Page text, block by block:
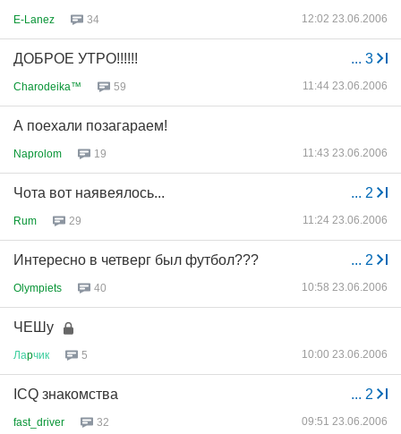
E-Lanez 34 12:02 23.06.2006
... 3
ДОБРОЕ УТРО!!!!!!
Charodeika™ 59 11:44 23.06.2006
А поехали позагараем!
Naprolom 19 11:43 23.06.2006
... 2
Чота вот наявеялось...
Rum 29 11:24 23.06.2006
... 2
Интересно в четверг был футбол???
Olympiets 40 10:58 23.06.2006
ЧЕШу
Лаpчик 5 10:00 23.06.2006
... 2
ICQ знакомства
fast_driver 32 09:51 23.06.2006